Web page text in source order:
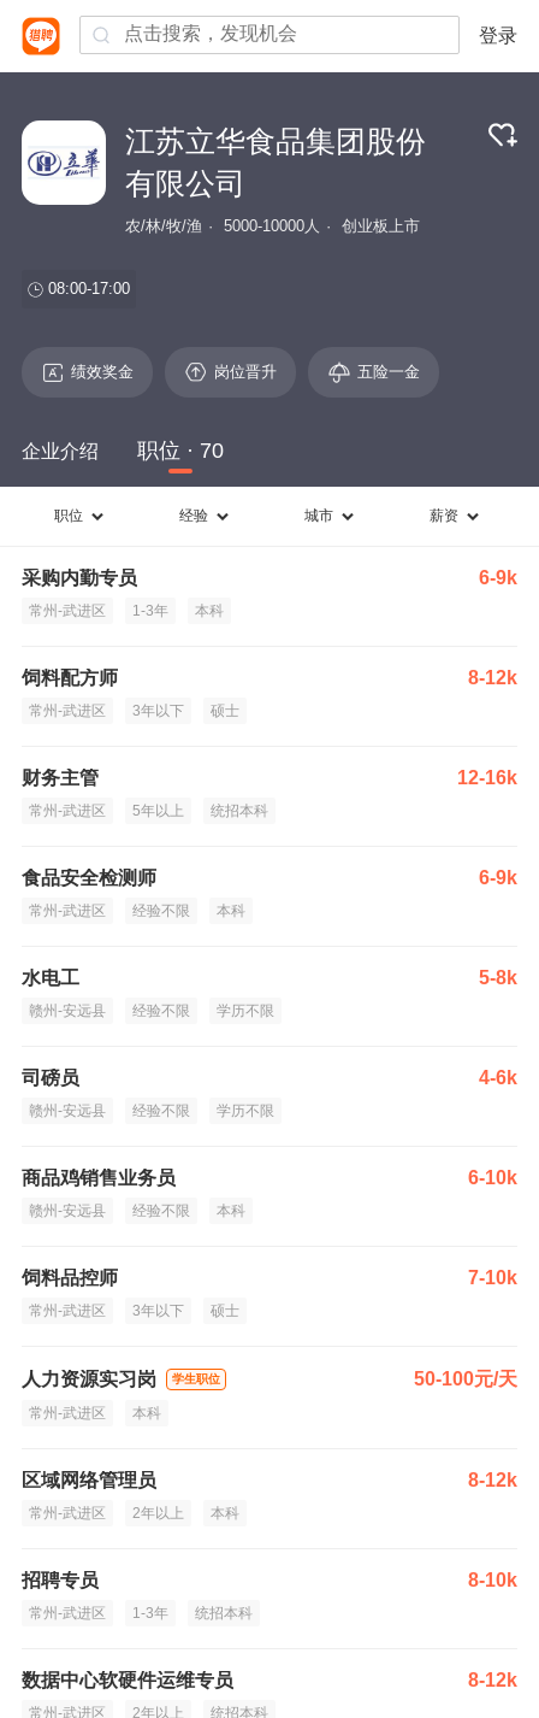
登录
江苏立华食品集团股份
有限公司
农/林/牧/渔 5000-10000人 创业板上市
08:00-17:00
绩效奖金 岗位晋升 五险一金
企业介绍 职位 · 70
职位 经验 城市 薪资
采购内勤专员 6-9k
常州-武进区 1-3年 本科
饲料配方师 8-12k
常州-武进区 3年以下 硕士
财务主管 12-16k
常州-武进区 5年以上 统招本科
食品安全检测师 6-9k
常州-武进区 经验不限 本科
水电工 5-8k
赣州-安远县 经验不限 学历不限
司磅员 4-6k
赣州-安远县 经验不限 学历不限
商品鸡销售业务员 6-10k
赣州-安远县 经验不限 本科
饲料品控师 7-10k
常州-武进区 3年以下 硕士
人力资源实习岗 学生职位 50-100元/天
常州-武进区 本科
区域网络管理员 8-12k
常州-武进区 2年以上 本科
招聘专员 8-10k
常州-武进区 1-3年 统招本科
数据中心软硬件运维专员 8-12k
常州-武进区 2年以上 统招本科